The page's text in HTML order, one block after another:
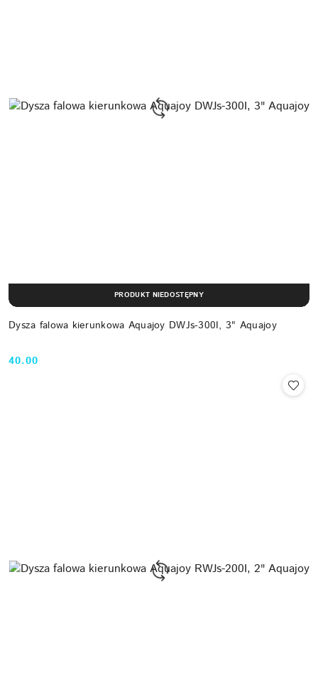
Dysza falowa kierunkowa Aquajoy DWJs-300I, 3" Aquajoy
Cena:
40.00
PRODUKT NIEDOSTĘPNY